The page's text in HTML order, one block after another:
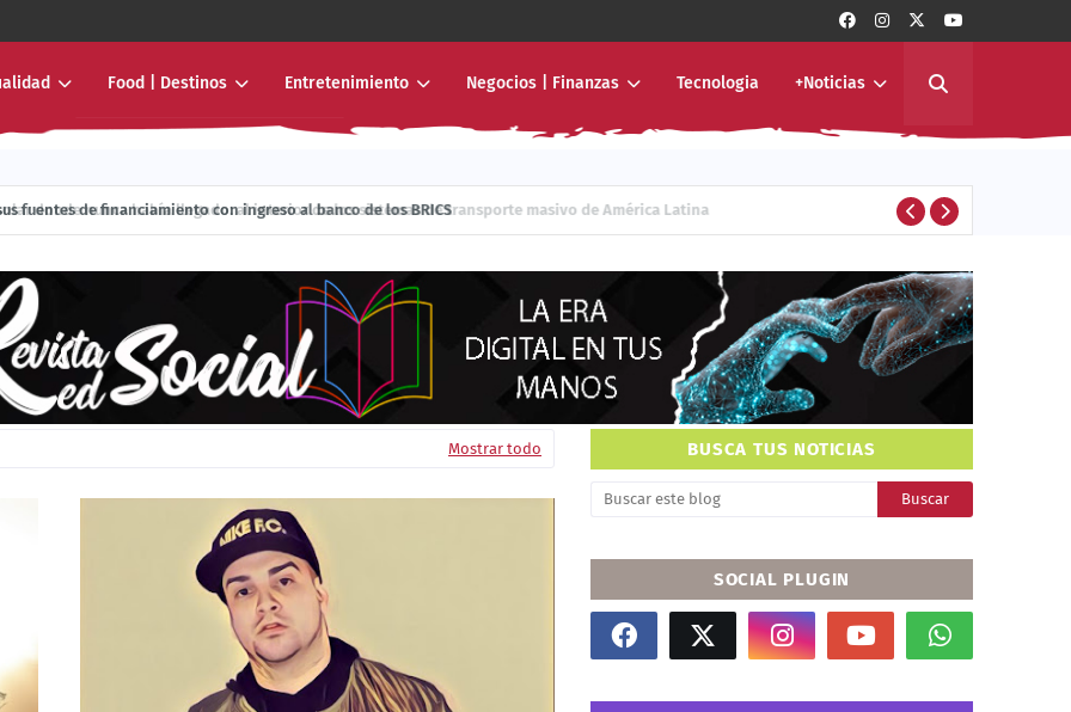
Food | Destinos Entretenimiento Negocios | Finanzas Tecnologia +Noticias
sus fuentes de financiamiento con ingreso al banco de los BRICS
donde nunca había llegado: al interior de los sistemas de transporte masivo de América Latina
Mostrar todo BUSCA TUS NOTICIAS
SOCIAL PLUGIN